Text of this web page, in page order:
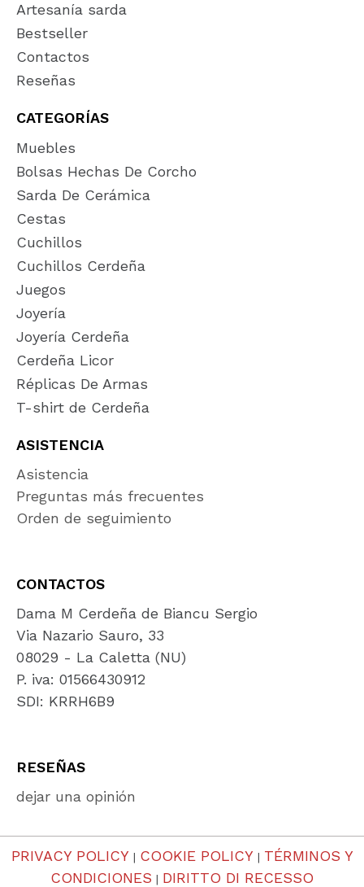
Artesanía sarda
Bestseller
Contactos
Reseñas
CATEGORÍAS
Muebles
Bolsas Hechas De Corcho
Sarda De Cerámica
Cestas
Cuchillos
Cuchillos Cerdeña
Juegos
Joyería
Joyería Cerdeña
Cerdeña Licor
Réplicas De Armas
T-shirt de Cerdeña
ASISTENCIA
Asistencia
Preguntas más frecuentes
Orden de seguimiento
CONTACTOS
Dama M Cerdeña de Biancu Sergio
Via Nazario Sauro, 33
08029 - La Caletta (NU)
P. iva: 01566430912
SDI: KRRH6B9
RESEÑAS
dejar una opinión
PRIVACY POLICY | COOKIE POLICY | TÉRMINOS Y
CONDICIONES | DIRITTO DI RECESSO